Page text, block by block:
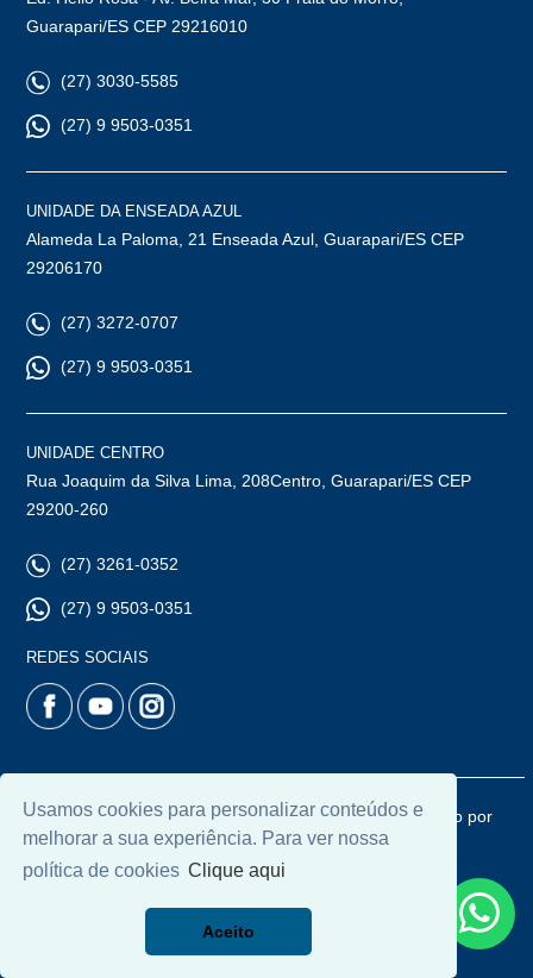
Usamos cookies para personalizar conteúdos e
melhorar a sua experiência. Para ver nossa
política de cookies Clique aqui
Aceito
Guarapari/ES CEP 29216010
(27) 3030-5585
(27) 9 9503-0351
UNIDADE DA ENSEADA AZUL
Alameda La Paloma, 21 Enseada Azul, Guarapari/ES CEP
29206170
(27) 3272-0707
(27) 9 9503-0351
UNIDADE CENTRO
Rua Joaquim da Silva Lima, 208Centro, Guarapari/ES CEP
29200-260
(27) 3261-0352
(27) 9 9503-0351
REDES SOCIAIS
© 2026 | Chamoun Imóveis | CRECI: 5965J | Desenvolvido por
Universal Software.